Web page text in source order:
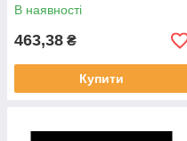
В наявності
463,38 ₴
Купити